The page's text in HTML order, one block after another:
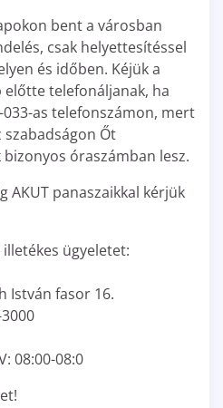
bent a városban
csak helyettesítéssel
és időben. Kéjük a
telefonáljanak, ha
as telefonszámon, mert
Őt
óraszámban lesz.
AKUT panaszaikkal kérjük
ügyeletet:
István fasor 16.
08:00-08:0